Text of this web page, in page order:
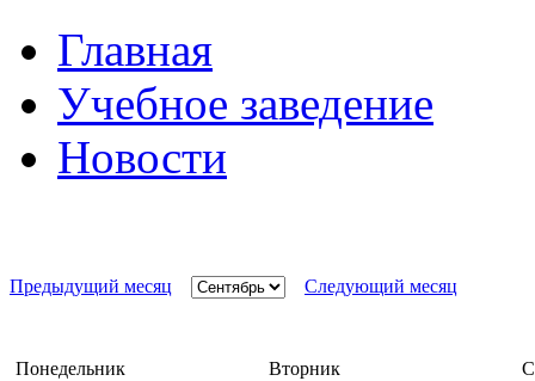
Главная
Учебное заведение
Новости
Предыдущий месяц Следующий месяц
Понедельник Вторник